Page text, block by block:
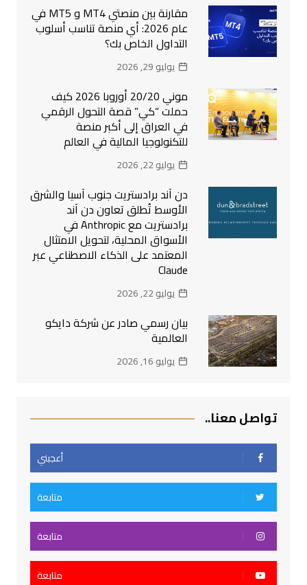
مقارنة بين منصتي MT4 و MT5 في
عام 2026: أي منصة تناسب أسلوب
التداول الخاص بك؟
يوليو 29, 2026
موني 20/20 أوروبا 2026 كيف
حملت “كي” قصة التحول الرقمي
في العراق إلى أكبر منصة
للتكنولوجيا المالية في العالم
يوليو 22, 2026
دن آند برادستريت جنوب آسيا والشرق
الأوسط تُطلق تعاون دن آند
برادستريت مع Anthropic في
الأسواق المحلية، لتحويل الامتثال
المعتمد على الذكاء الاصطناعي عبر
Claude
يوليو 22, 2026
بيان رسمي صادر عن شركة دايكو
العالمية
يوليو 16, 2026
تواصل معنا..
أعجبني
متابعة
متابعة
متابعة